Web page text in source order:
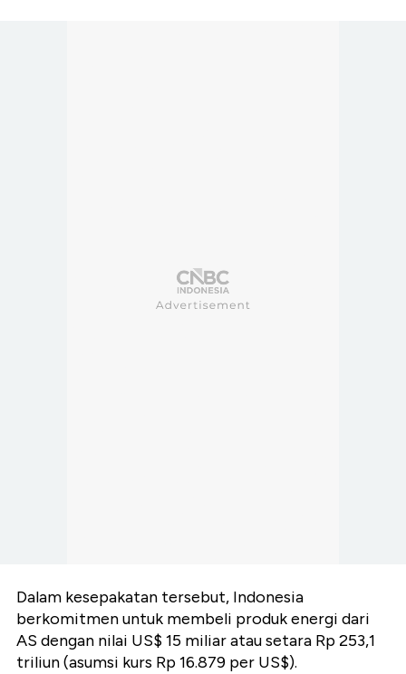
Dalam kesepakatan tersebut, Indonesia
berkomitmen untuk membeli produk energi dari
AS dengan nilai US$ 15 miliar atau setara Rp 253,1
triliun (asumsi kurs Rp 16.879 per US$).